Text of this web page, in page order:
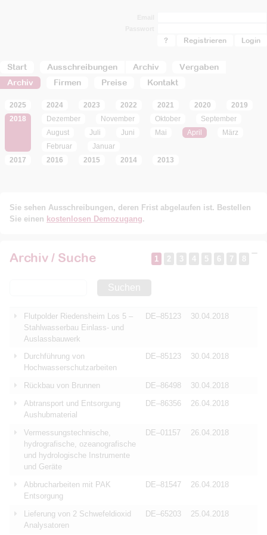
Start Ausschreibungen Archiv
Vergaben
Archiv
Firmen Preise Kontakt
? Registrieren
2025 2024 2023 2022 2021 2020
2019
2018
Dezember November Oktober
September
August
Juli Juni Mai April
März
Februar
Januar
2017
2016 2015 2014 2013
Sie sehen Ausschreibungen, deren Frist abgelaufen ist. Bestellen
Sie einen kostenlosen Demozugang.
Archiv / Suche 1 2 3 4 5 6 7 8
Suchen
Flutpolder Riedensheim Los 5 –
Stahlwasserbau Einlass- und
Auslassbauwerk
DE–85123 30.04.2018
Durchführung von
Hochwasserschutzarbeiten
DE–85123 30.04.2018
Rückbau von Brunnen DE–86498
30.04.2018
Abtransport und Entsorgung
Aushubmaterial
DE–86356 26.04.2018
Vermessungstechnische,
hydrografische, ozeanografische
und hydrologische Instrumente
und Geräte
DE–01157 26.04.2018
Abbrucharbeiten mit PAK
Entsorgung
DE–81547 26.04.2018
Lieferung von 2 Schwefeldioxid
Analysatoren
DE–65203 25.04.2018